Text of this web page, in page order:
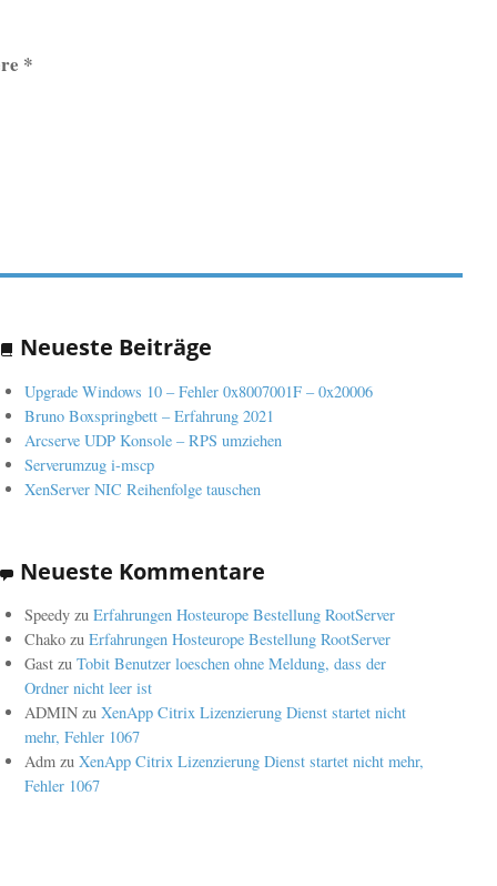
*
Neueste Beiträge
Upgrade Windows 10 – Fehler 0x8007001F – 0x20006
Bruno Boxspringbett – Erfahrung 2021
Arcserve UDP Konsole – RPS umziehen
Serverumzug i-mscp
XenServer NIC Reihenfolge tauschen
Neueste Kommentare
Speedy zuErfahrungen Hosteurope Bestellung RootServer
Chako zuErfahrungen Hosteurope Bestellung RootServer
Gast zuTobit Benutzer loeschen ohne Meldung, dass der
Ordner nicht leer ist
ADMIN zuXenApp Citrix Lizenzierung Dienst startet nicht
mehr, Fehler 1067
Adm zuXenApp Citrix Lizenzierung Dienst startet nicht mehr,
Fehler 1067